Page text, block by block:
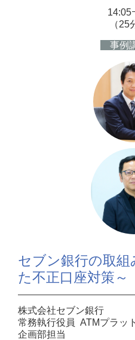
14:05
（25
事例
セブン銀行の取組
た不正口座対策～
株式会社セブン銀行
常務執行役員 ATMプラッ
企画部担当